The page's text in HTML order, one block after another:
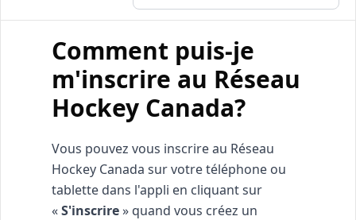
Comment puis-je
m'inscrire au Réseau
Hockey Canada?
Vous pouvez vous inscrire au Réseau
Hockey Canada sur votre téléphone ou
tablette dans l'appli en cliquant sur
«S'inscrire» quand vous créez un